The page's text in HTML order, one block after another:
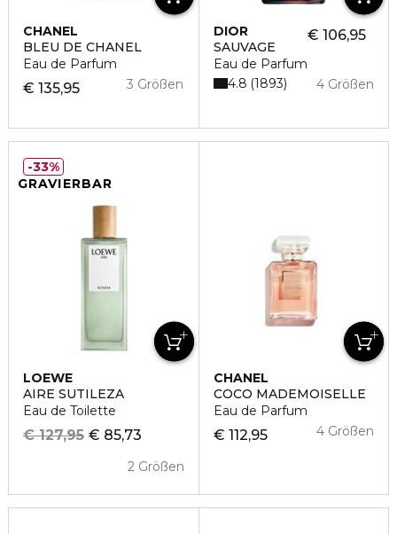
CHANEL
BLEU DE CHANEL
Eau de Parfum
€ 135,95 3 Größen
DIOR
SAUVAGE
Eau de Parfum
€ 106,95
4 Größen
4.8 1893
GRAVIERBAR
LOEWE
AIRE SUTILEZA
Eau de Toilette
€ 85,73
€ 127,95
2 Größen
33%
CHANEL
COCO MADEMOISELLE
Eau de Parfum
€ 112,95 4 Größen